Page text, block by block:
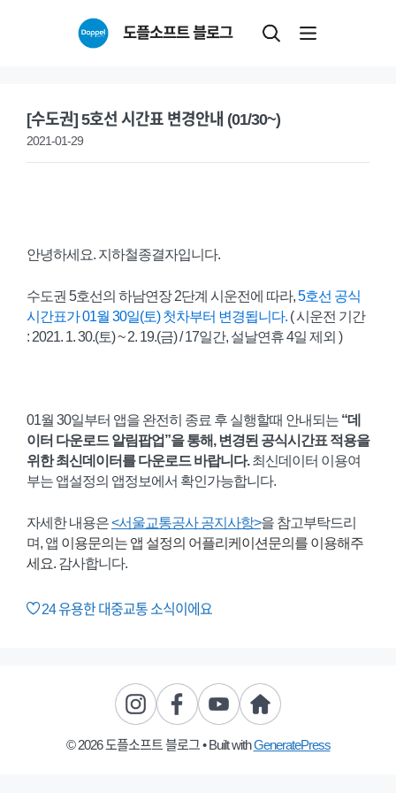
도플소프트 블로그
[수도권] 5호선 시간표 변경안내 (01/30~)
2021-01-29
안녕하세요. 지하철종결자입니다.
수도권 5호선의 하남연장 2단계 시운전에 따라,5호선 공식
시간표가 01월 30일(토) 첫차부터 변경됩니다. ( 시운전 기간
: 2021. 1. 30.(토) ~ 2. 19.(금) / 17일간, 설날연휴 4일 제외 )
01월 30일부터 앱을 완전히 종료 후 실행할때 안내되는 “데
이터 다운로드 알림팝업”을 통해, 변경된 공식시간표 적용을
위한 최신데이터를 다운로드 바랍니다.최신데이터 이용여
부는 앱설정의 앱정보에서 확인가능합니다.
자세한 내용은<서울교통공사 공지사항>을 참고부탁드리
며, 앱 이용문의는 앱 설정의 어플리케이션문의를 이용해주
세요. 감사합니다.
24유용한 대중교통 소식이에요
© 2026 도플소프트 블로그• Built withGeneratePress